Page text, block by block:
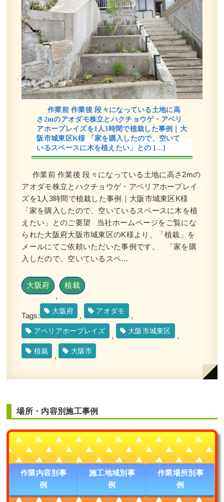
作業前 作業後 段々になっている土地に高
さ2mのアオダモ株立とハクチョウゲ・アベリ
アホープレイズを1人3時間で植栽した事例｜大
阪市城東区K様 「家を購入したので、空いて
いるスペースに木を植えたい」との […]
作業前 作業後 段々になっている土地に高さ2mの
アオダモ株立とハクチョウゲ・アベリアホープレイ
ズを1人3時間で植栽した事例｜大阪市城東区K様
「家を購入したので、空いているスペースに木を植
えたい」とのご要望 当社ホームページをご覧にな
られた大阪府大阪市城東区のK様より、「植栽」を
メールにてご依頼いただいた事例です。 「家を購
入したので、空いているスペ…
大阪府
,
植栽
Tags:
大阪府
,
アオダモ
,
アベリアホープレイズ
,
大阪市城東区
,
植栽
,
大阪市
場所・内容別施工事例
作業内容別事
例
施工地域別事
例
作業場所別事
例